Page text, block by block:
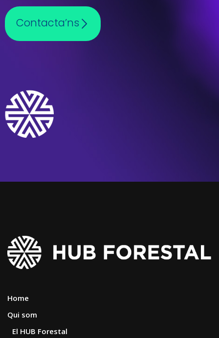
Contacta’ns
Home
Qui som
El HUB Forestal